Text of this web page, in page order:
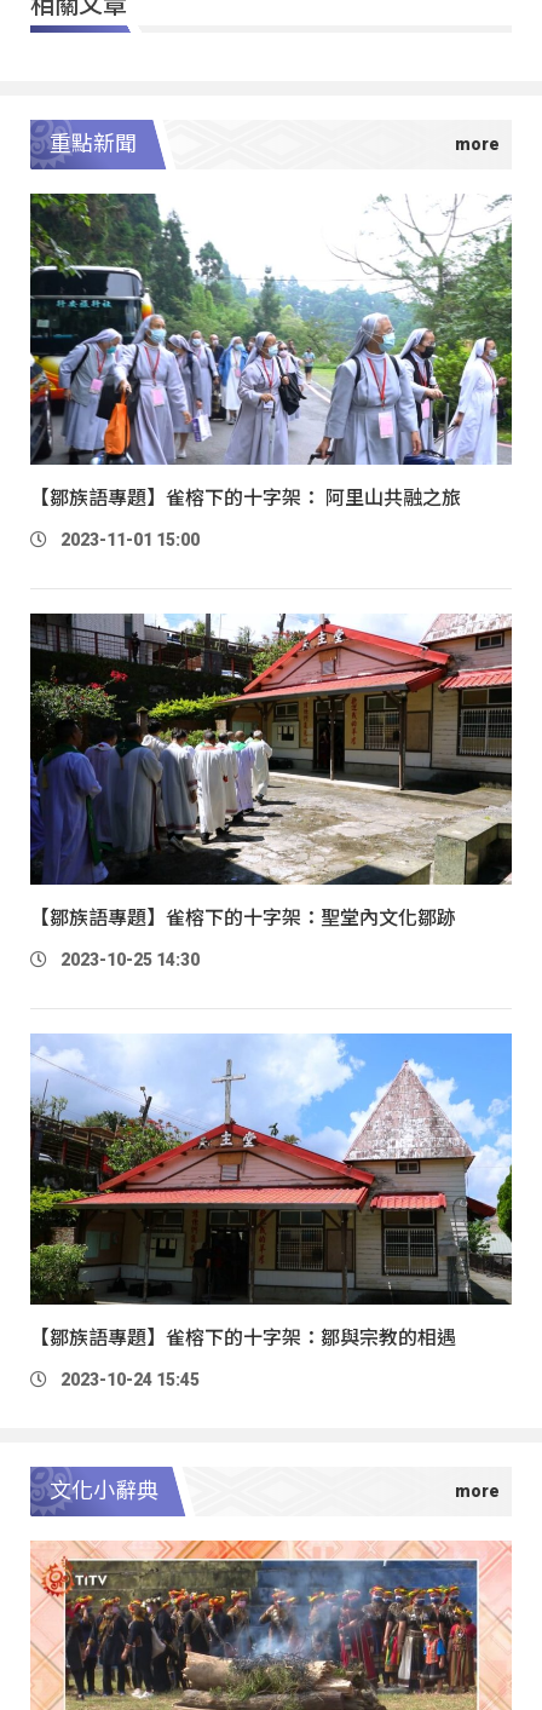
重點新聞
【鄒族語專題】雀榕下的十字架： 阿里山共融之旅
2023-11-01 15:00
【鄒族語專題】雀榕下的十字架：聖堂內文化鄒跡
2023-10-25 14:30
【鄒族語專題】雀榕下的十字架：鄒與宗教的相遇
2023-10-24 15:45
文化小辭典